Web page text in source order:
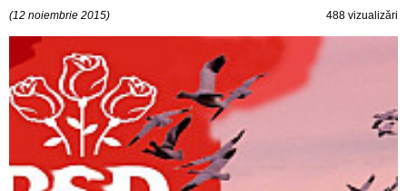
(12 noiembrie 2015) 488 vizualizări